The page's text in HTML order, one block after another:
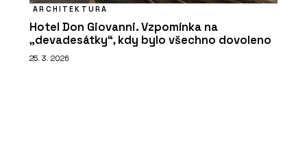
ARCHITEKTURA
Hotel Don Giovanni. Vzpomínka na
„devadesátky“, kdy bylo všechno dovoleno
25. 3. 2026